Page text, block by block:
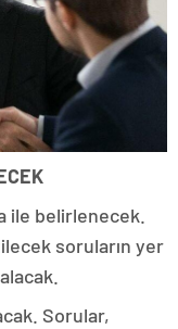
ile belirlenecek.
soruların yer
Sorular,